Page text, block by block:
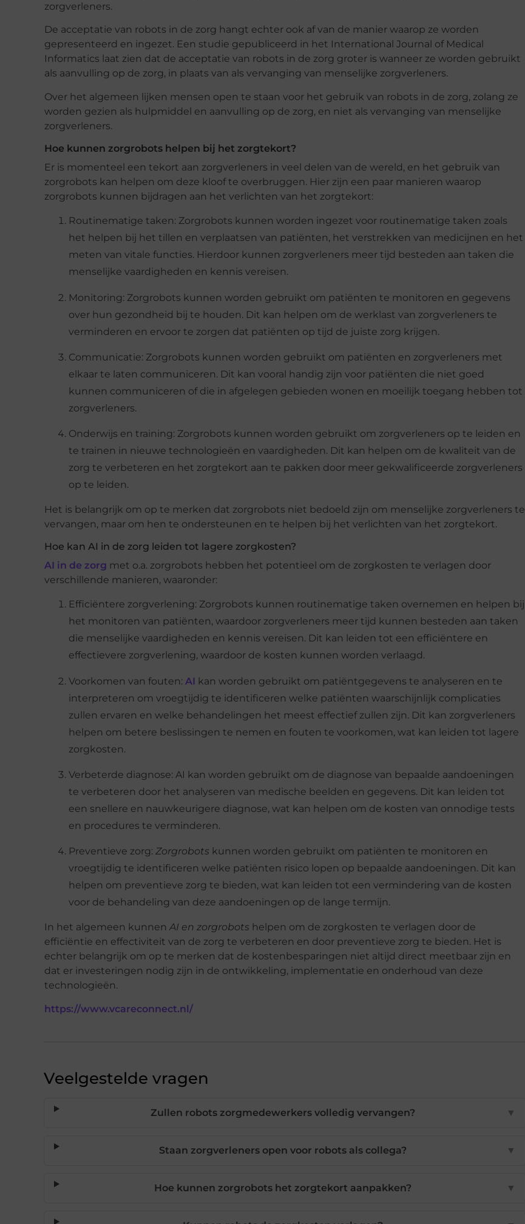
zorgverleners.
De acceptatie van robots in de zorg hangt echter ook af van de manier waarop ze worden
gepresenteerd en ingezet. Een studie gepubliceerd in het International Journal of Medical
Informatics laat zien dat de acceptatie van robots in de zorg groter is wanneer ze worden gebruikt
als aanvulling op de zorg, in plaats van als vervanging van menselijke zorgverleners.
Over het algemeen lijken mensen open te staan voor het gebruik van robots in de zorg, zolang ze
worden gezien als hulpmiddel en aanvulling op de zorg, en niet als vervanging van menselijke
zorgverleners.
Hoe kunnen zorgrobots helpen bij het zorgtekort?
Er is momenteel een tekort aan zorgverleners in veel delen van de wereld, en het gebruik van
zorgrobots kan helpen om deze kloof te overbruggen. Hier zijn een paar manieren waarop
zorgrobots kunnen bijdragen aan het verlichten van het zorgtekort:
Routinematige taken: Zorgrobots kunnen worden ingezet voor routinematige taken zoals
het helpen bij het tillen en verplaatsen van patiënten, het verstrekken van medicijnen en het
meten van vitale functies. Hierdoor kunnen zorgverleners meer tijd besteden aan taken die
menselijke vaardigheden en kennis vereisen.
Monitoring: Zorgrobots kunnen worden gebruikt om patiënten te monitoren en gegevens
over hun gezondheid bij te houden. Dit kan helpen om de werklast van zorgverleners te
verminderen en ervoor te zorgen dat patiënten op tijd de juiste zorg krijgen.
Communicatie: Zorgrobots kunnen worden gebruikt om patiënten en zorgverleners met
elkaar te laten communiceren. Dit kan vooral handig zijn voor patiënten die niet goed
kunnen communiceren of die in afgelegen gebieden wonen en moeilijk toegang hebben tot
zorgverleners.
Onderwijs en training: Zorgrobots kunnen worden gebruikt om zorgverleners op te leiden en
te trainen in nieuwe technologieën en vaardigheden. Dit kan helpen om de kwaliteit van de
zorg te verbeteren en het zorgtekort aan te pakken door meer gekwalificeerde zorgverleners
op te leiden.
Het is belangrijk om op te merken dat zorgrobots niet bedoeld zijn om menselijke zorgverleners te
vervangen, maar om hen te ondersteunen en te helpen bij het verlichten van het zorgtekort.
Hoe kan AI in de zorg leiden tot lagere zorgkosten?
AI in de zorg met o.a. zorgrobots hebben het potentieel om de zorgkosten te verlagen door
verschillende manieren, waaronder:
Efficiëntere zorgverlening: Zorgrobots kunnen routinematige taken overnemen en helpen bij
het monitoren van patiënten, waardoor zorgverleners meer tijd kunnen besteden aan taken
die menselijke vaardigheden en kennis vereisen. Dit kan leiden tot een efficiëntere en
effectievere zorgverlening, waardoor de kosten kunnen worden verlaagd.
Voorkomen van fouten: AI kan worden gebruikt om patiëntgegevens te analyseren en te
interpreteren om vroegtijdig te identificeren welke patiënten waarschijnlijk complicaties
zullen ervaren en welke behandelingen het meest effectief zullen zijn. Dit kan zorgverleners
helpen om betere beslissingen te nemen en fouten te voorkomen, wat kan leiden tot lagere
zorgkosten.
Verbeterde diagnose: AI kan worden gebruikt om de diagnose van bepaalde aandoeningen
te verbeteren door het analyseren van medische beelden en gegevens. Dit kan leiden tot
een snellere en nauwkeurigere diagnose, wat kan helpen om de kosten van onnodige tests
en procedures te verminderen.
Preventieve zorg: Zorgrobots kunnen worden gebruikt om patiënten te monitoren en
vroegtijdig te identificeren welke patiënten risico lopen op bepaalde aandoeningen. Dit kan
helpen om preventieve zorg te bieden, wat kan leiden tot een vermindering van de kosten
voor de behandeling van deze aandoeningen op de lange termijn.
In het algemeen kunnen AI en zorgrobots helpen om de zorgkosten te verlagen door de
efficiëntie en effectiviteit van de zorg te verbeteren en door preventieve zorg te bieden. Het is
echter belangrijk om op te merken dat de kostenbesparingen niet altijd direct meetbaar zijn en
dat er investeringen nodig zijn in de ontwikkeling, implementatie en onderhoud van deze
technologieën.
https://www.vcareconnect.nl/
Veelgestelde vragen
Zullen robots zorgmedewerkers volledig vervangen? ▼
Staan zorgverleners open voor robots als collega? ▼
Hoe kunnen zorgrobots het zorgtekort aanpakken? ▼